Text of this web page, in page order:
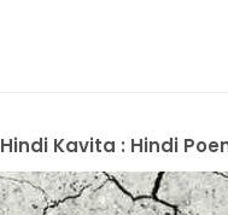
Kavita : Hindi